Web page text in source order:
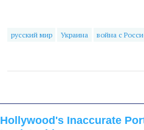
русский мир Украина война с